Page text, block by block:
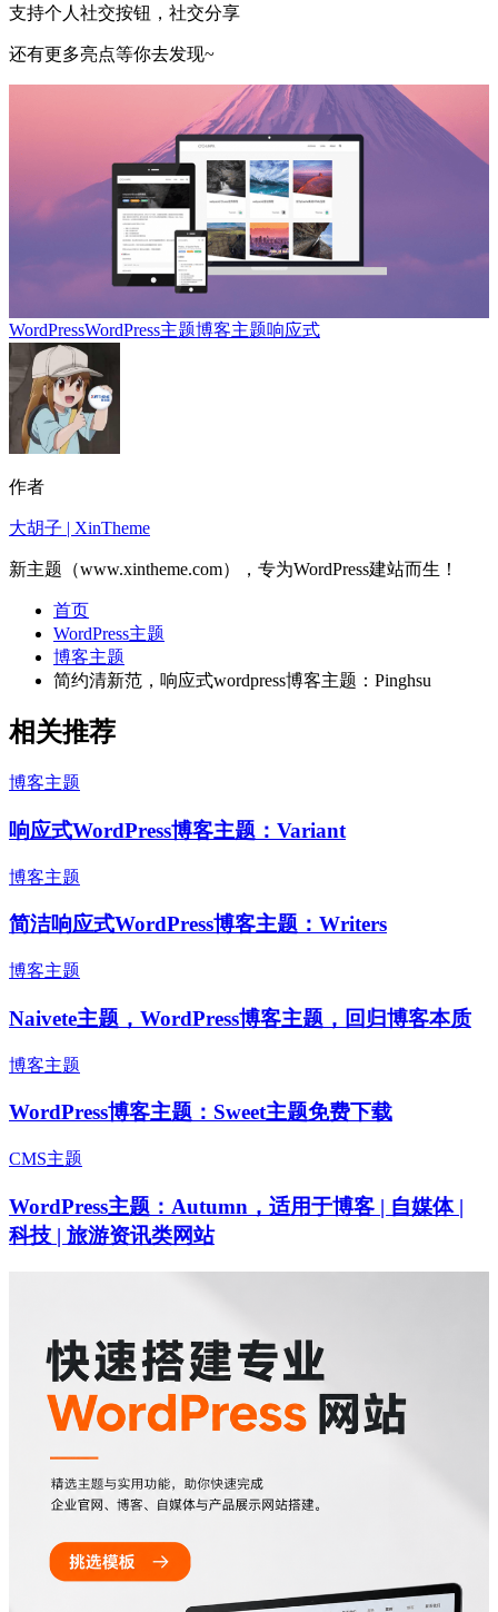
支持个人社交按钮，社交分享
还有更多亮点等你去发现~
WordPressWordPress主题博客主题响应式
作者
大胡子 | XinTheme
新主题（www.xintheme.com），专为WordPress建站而生！
首页
WordPress主题
博客主题
简约清新范，响应式wordpress博客主题：Pinghsu
相关推荐
博客主题
响应式WordPress博客主题：Variant
博客主题
简洁响应式WordPress博客主题：Writers
博客主题
Naivete主题，WordPress博客主题，回归博客本质
博客主题
WordPress博客主题：Sweet主题免费下载
CMS主题
WordPress主题：Autumn，适用于博客 | 自媒体 |
科技 | 旅游资讯类网站